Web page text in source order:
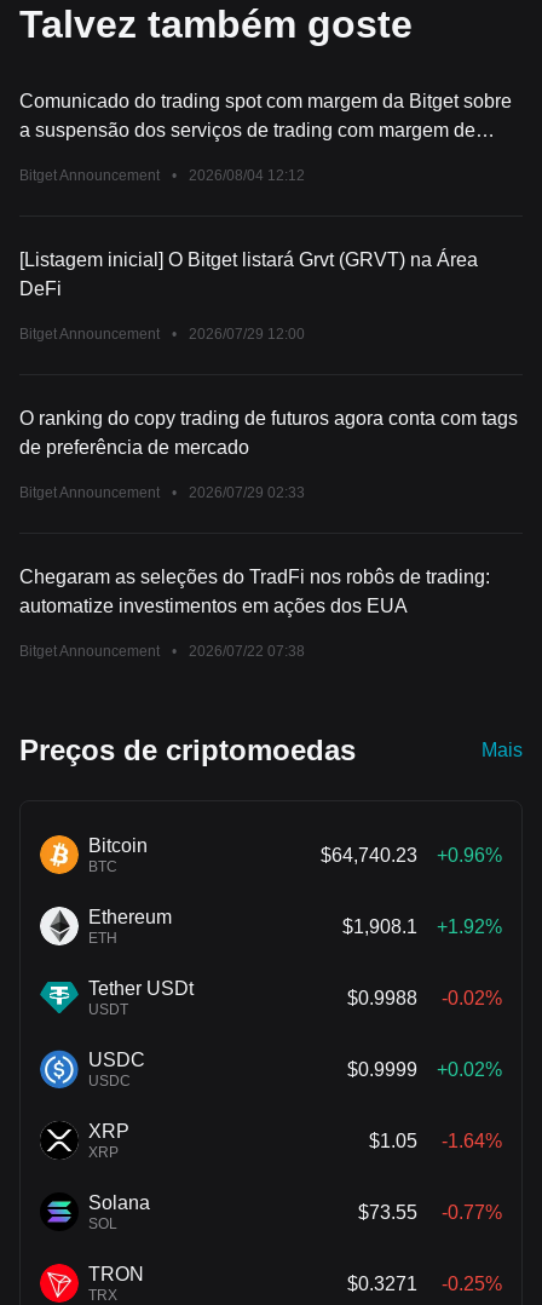
Talvez também goste
Comunicado do trading spot com margem da Bitget sobre
a suspensão dos serviços de trading com margem de
Bitget Announcement • 2026/08/04 12:12
[Listagem inicial] O Bitget listará Grvt (GRVT) na Área
DeFi
Bitget Announcement • 2026/07/29 12:00
O ranking do copy trading de futuros agora conta com tags
de preferência de mercado
Bitget Announcement • 2026/07/29 02:33
Chegaram as seleções do TradFi nos robôs de trading:
automatize investimentos em ações dos EUA
Bitget Announcement • 2026/07/22 07:38
Preços de criptomoedas Mais
Bitcoin
BTC
$64,740.23 +0.96%
Ethereum
ETH
$1,908.1 +1.92%
Tether USDt
USDT
$0.9988 -0.02%
USDC
USDC
$0.9999 +0.02%
XRP
XRP
$1.05 -1.64%
Solana
SOL
$73.55 -0.77%
TRON
TRX
$0.3271 -0.25%